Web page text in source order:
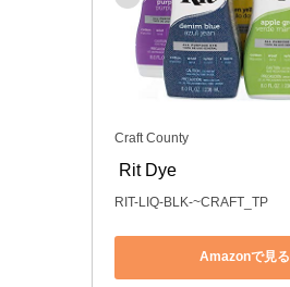
Craft County
Rit Dye
RIT-LIQ-BLK-~CRAFT_TP
Amazonで見る